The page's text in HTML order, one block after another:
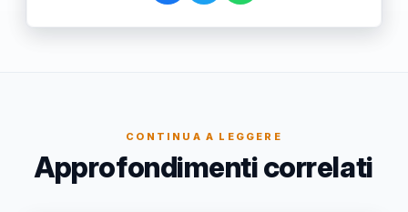
CONTINUA A LEGGERE
Approfondimenti correlati